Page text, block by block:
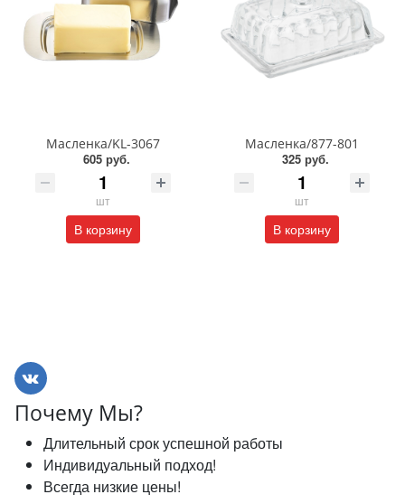
Масленка/KL-3067
605 руб.
шт
В корзину
Масленка/877-801
325 руб.
шт
В корзину
Почему Мы?
Длительный срок успешной работы
Индивидуальный подход!
Всегда низкие цены!